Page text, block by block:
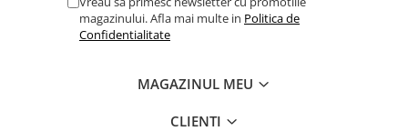
magazinului. Afla mai multe in Politica de
Confidentialitate
MAGAZINUL MEU
CLIENTI